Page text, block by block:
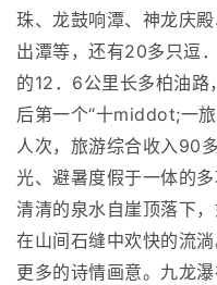
珠、龙鼓响潭、神龙庆
出潭等，还有20多只逗
的12．6公里长多柏油
后第一个“十middot;一
人次，旅游综合收入90
光、避暑度假于一体的
清清的泉水自崖顶落下
在山间石缝中欢快的流
更多的诗情画意。九龙